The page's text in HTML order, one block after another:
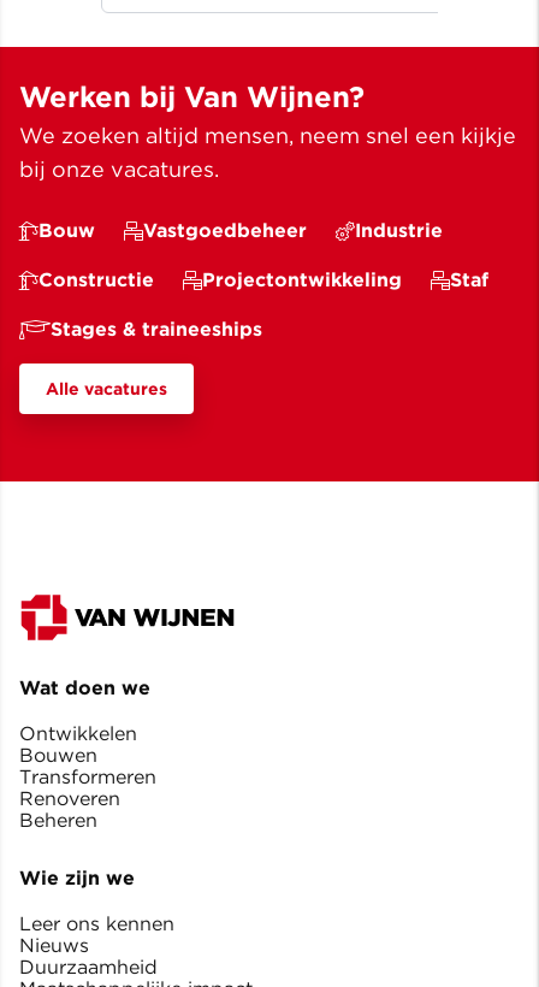
Werken bij Van Wijnen?
We zoeken altijd mensen, neem snel een kijkje
bij onze vacatures.
Bouw Vastgoedbeheer Industrie
Constructie Projectontwikkeling Staf
Stages & traineeships
Alle vacatures
Wat doen we
Ontwikkelen
Bouwen
Transformeren
Renoveren
Beheren
Wie zijn we
Leer ons kennen
Nieuws
Duurzaamheid